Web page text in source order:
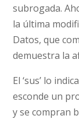
subrogada.
la última
Datos, que
demuestra la
El ‘sus’ lo
esconde un
y se compran